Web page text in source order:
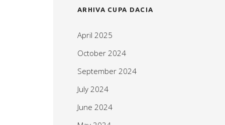
ARHIVA CUPA DACIA
April 2025
October 2024
September 2024
July 2024
June 2024